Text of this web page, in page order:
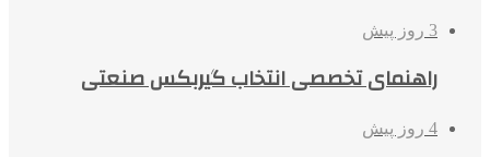
3 روز پیش
راهنمای تخصصی انتخاب گیربکس صنعتی
4 روز پیش